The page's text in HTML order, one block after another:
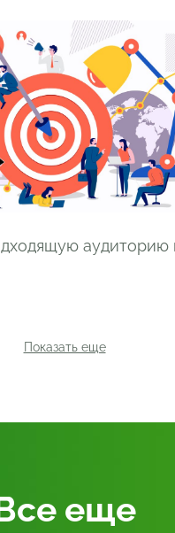
аудиторию
Показать еще
еще